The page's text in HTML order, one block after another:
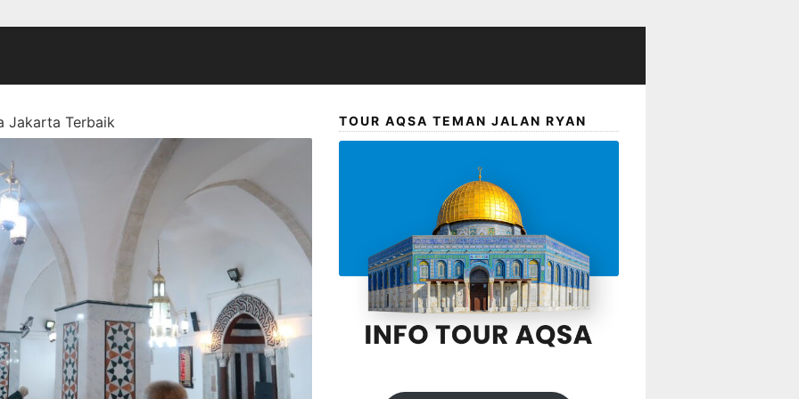
Jakarta Terbaik TOUR AQSA TEMAN JALAN RYAN